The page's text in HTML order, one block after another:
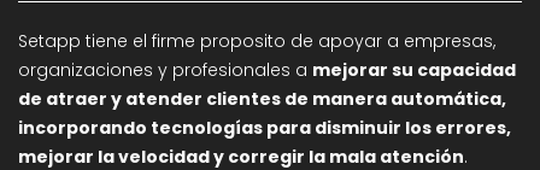
Setapp tiene el firme proposito de apoyar a empresas,
organizaciones y profesionales a mejorar su capacidad
de atraer y atender clientes de manera automática,
incorporando tecnologías para disminuir los errores,
mejorar la velocidad y corregir la mala atención.